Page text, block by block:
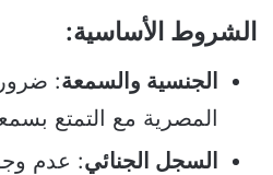
الشروط الأساسية:
الجنسية والسمعة:
المصرية مع التمتع
السجل الجنائي: عدم